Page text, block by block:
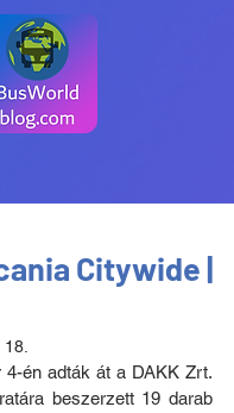
Citywide |
4-én adták át a DAKK Zrt.
beszerzett 19 darab